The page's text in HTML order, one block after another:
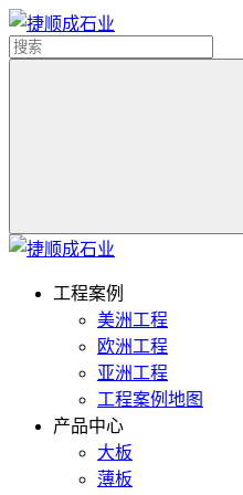
工程案例
美洲工程
欧洲工程
亚洲工程
工程案例地图
产品中心
大板
薄板